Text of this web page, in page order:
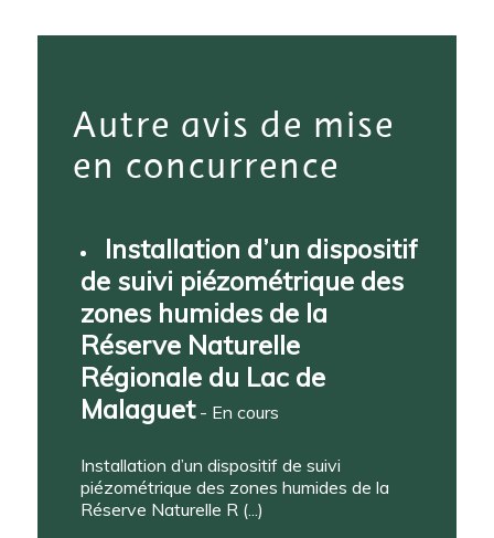
Autre avis de mise
en concurrence
Installation d’un dispositif
de suivi piézométrique des
zones humides de la
Réserve Naturelle
Régionale du Lac de
Malaguet- En cours
Installation d’un dispositif de suivi
piézométrique des zones humides de la
Réserve Naturelle R (...)